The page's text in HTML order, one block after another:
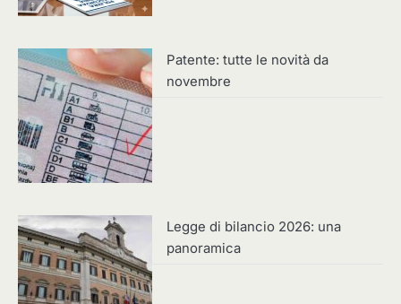
Patente: tutte le novità da
novembre
Legge di bilancio 2026: una
panoramica